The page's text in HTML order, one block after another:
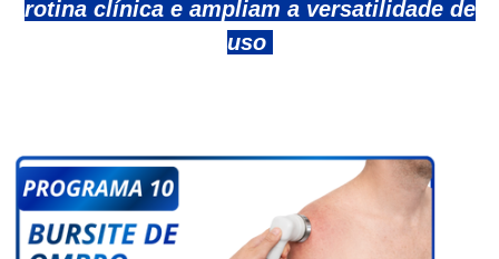
rotina clínica e ampliam a versatilidade de
uso